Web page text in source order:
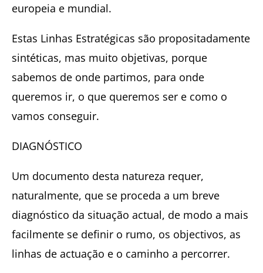
europeia e mundial.
Estas Linhas Estratégicas são propositadamente
sintéticas, mas muito objetivas, porque
sabemos de onde partimos, para onde
queremos ir, o que queremos ser e como o
vamos conseguir.
DIAGNÓSTICO
Um documento desta natureza requer,
naturalmente, que se proceda a um breve
diagnóstico da situação actual, de modo a mais
facilmente se definir o rumo, os objectivos, as
linhas de actuação e o caminho a percorrer.